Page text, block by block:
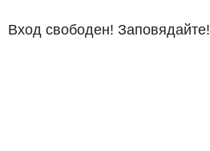
Вход свободен! Заповядайте!